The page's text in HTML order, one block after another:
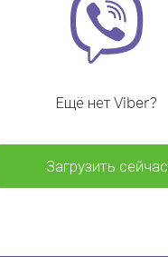
Ещё нет Viber?
Загрузить сейчас